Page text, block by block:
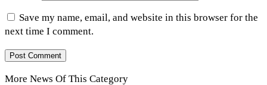
Save my name, email, and website in this browser for the
next time I comment.
More News Of This Category